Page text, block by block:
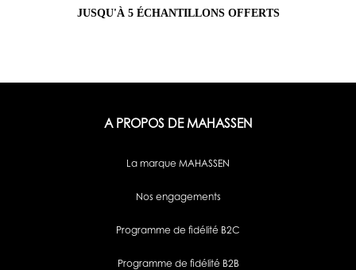
JUSQU'À 5 ÉCHANTILLONS OFFERTS
A PROPOS DE MAHASSEN
La marque MAHASSEN
Nos engagements
Programme de fidélité B2C
Programme de fidélité B2B